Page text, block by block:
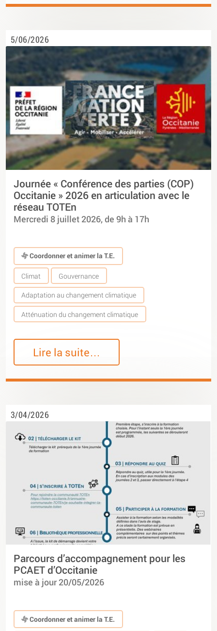
5/06/2026
Journée « Conférence des parties (COP)
Occitanie » 2026 en articulation avec le
réseau TOTEn
Mercredi 8 juillet 2026, de 9h à 17h
Coordonner et animer la T.E.
Climat Gouvernance
Adaptation au changement climatique
Atténuation du changement climatique
Lire la suite…
3/04/2026
Parcours d’accompagnement pour les
PCAET d’Occitanie
mise à jour 20/05/2026
Coordonner et animer la T.E.